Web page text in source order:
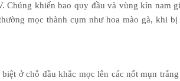
Chúng khiến bao quy đầu và vùng kín nam
mọc thành cụm như hoa mào gà, khi
ở chỗ đầu khắc mọc lên các nốt mụn